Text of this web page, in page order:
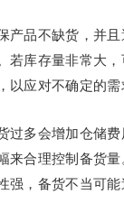
产品不缺货，并
若库存量非常大
以应对不确定的需
过多会增加仓储
来合理控制备货
强，备货不当可能